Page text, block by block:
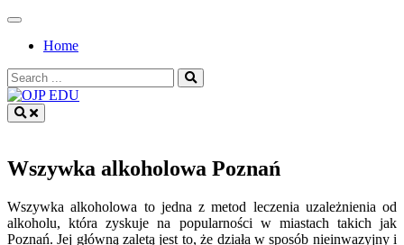
Skip
contentHome
Search
for:
Wszywka alkoholowa Poznań
Wszywka alkoholowa to jedna z metod leczenia uzależnienia od
alkoholu, która zyskuje na popularności w miastach takich jak
Poznań. Jej główną zaletą jest to, że działa w sposób nieinwazyjny i